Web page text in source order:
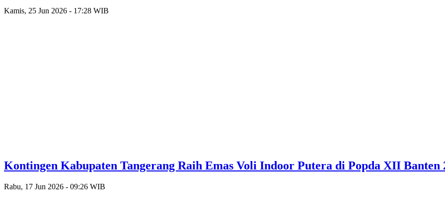
Kamis, 25 Jun 2026 - 17:28 WIB
Kontingen Kabupaten Tangerang Raih Emas Voli Indoor Putera di Popda XII Banten
Rabu, 17 Jun 2026 - 09:26 WIB